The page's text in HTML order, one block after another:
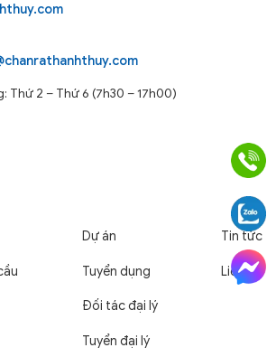
Thứ 2 – Thứ 6 (7h30 – 17h00)
Dự án
Tuyển dụng
Đối tác đại lý
Tuyển đại lý
Tin tức
Liên hệ